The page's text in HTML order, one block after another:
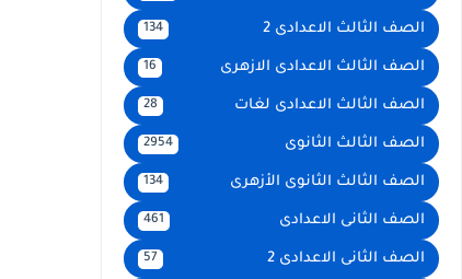
الصف الثالث الاعدادى 2 134
الصف الثالث الاعدادى الازهرى 16
الصف الثالث الاعدادى لغات 28
الصف الثالث الثانوى 2954
الصف الثالث الثانوى الأزهرى 134
الصف الثانى الاعدادى 461
الصف الثانى الاعدادى 2 57